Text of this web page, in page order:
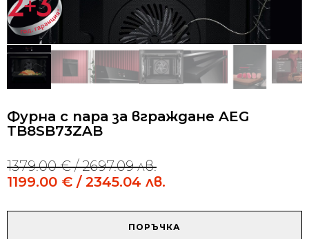
Фурна с пара за вграждане AEG
TB8SB73ZAB
1379.00€/ 2697.09 лв.
Original
price
1379.00 €
1199.00 € / 2345.04 лв.
Current
price
1199.00 €
ПОРЪЧКА